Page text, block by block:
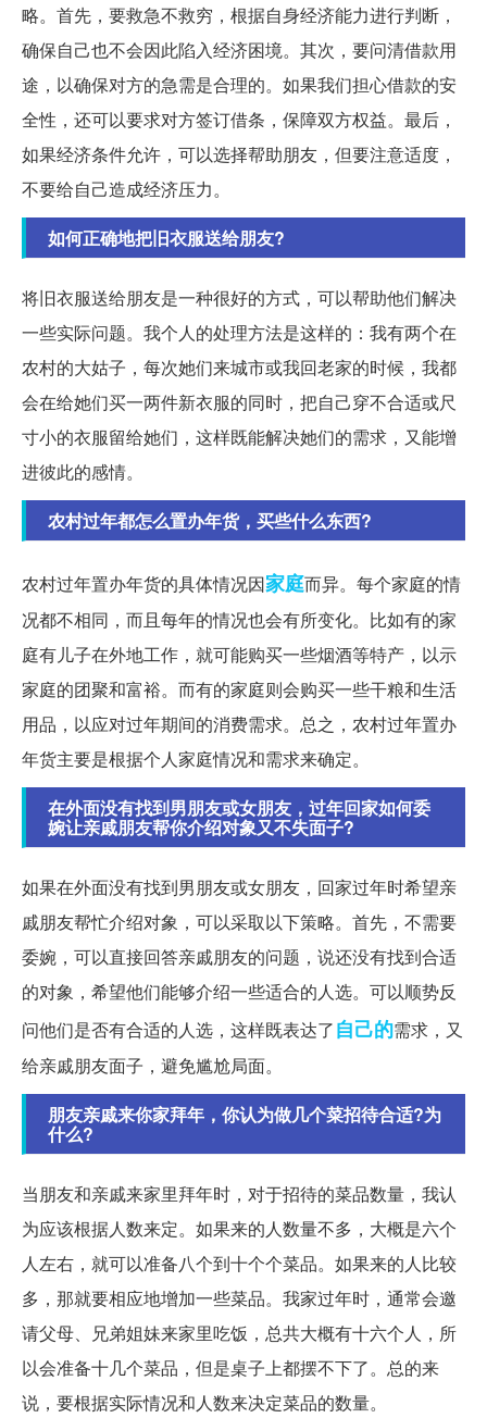
略。首先，要救急不救穷，根据自身经济能力进行判断，
确保自己也不会因此陷入经济困境。其次，要问清借款用
途，以确保对方的急需是合理的。如果我们担心借款的安
全性，还可以要求对方签订借条，保障双方权益。最后，
如果经济条件允许，可以选择帮助朋友，但要注意适度，
不要给自己造成经济压力。
如何正确地把旧衣服送给朋友?
将旧衣服送给朋友是一种很好的方式，可以帮助他们解决
一些实际问题。我个人的处理方法是这样的：我有两个在
农村的大姑子，每次她们来城市或我回老家的时候，我都
会在给她们买一两件新衣服的同时，把自己穿不合适或尺
寸小的衣服留给她们，这样既能解决她们的需求，又能增
进彼此的感情。
农村过年都怎么置办年货，买些什么东西?
农村过年置办年货的具体情况因家庭而异。每个家庭的情
况都不相同，而且每年的情况也会有所变化。比如有的家
庭有儿子在外地工作，就可能购买一些烟酒等特产，以示
家庭的团聚和富裕。而有的家庭则会购买一些干粮和生活
用品，以应对过年期间的消费需求。总之，农村过年置办
年货主要是根据个人家庭情况和需求来确定。
在外面没有找到男朋友或女朋友，过年回家如何委
婉让亲戚朋友帮你介绍对象又不失面子?
如果在外面没有找到男朋友或女朋友，回家过年时希望亲
戚朋友帮忙介绍对象，可以采取以下策略。首先，不需要
委婉，可以直接回答亲戚朋友的问题，说还没有找到合适
的对象，希望他们能够介绍一些适合的人选。可以顺势反
问他们是否有合适的人选，这样既表达了自己的需求，又
给亲戚朋友面子，避免尴尬局面。
朋友亲戚来你家拜年，你认为做几个菜招待合适?为
什么?
当朋友和亲戚来家里拜年时，对于招待的菜品数量，我认
为应该根据人数来定。如果来的人数量不多，大概是六个
人左右，就可以准备八个到十个个菜品。如果来的人比较
多，那就要相应地增加一些菜品。我家过年时，通常会邀
请父母、兄弟姐妹来家里吃饭，总共大概有十六个人，所
以会准备十几个菜品，但是桌子上都摆不下了。总的来
说，要根据实际情况和人数来决定菜品的数量。